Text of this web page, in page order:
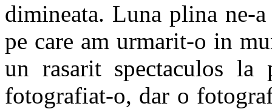
dimineata. Luna plina ne-
pe care am urmarit-o in
un rasarit spectaculos la
fotografiat-o, dar o